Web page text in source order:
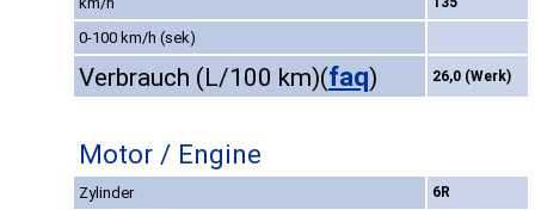
0-100 km/h (sek)
Verbrauch (L/100 km)(faq) 26,0 (Werk)
Motor / Engine
Zylinder 6R